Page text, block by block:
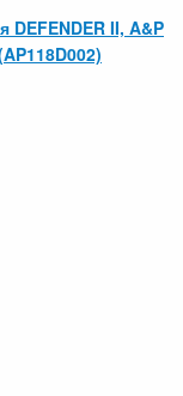
II, A&P